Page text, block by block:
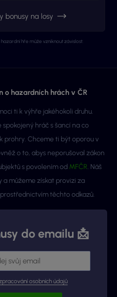
bonusy na losy
hře může vzniknout závislost.
o hazardních hrách v ČR
ti k výhře jakéhokoli druhu.
hráč s šancí na co
prohry. Chceme ti být oporou v
o to, abys neporušoval zákon
s povolením od MFČR. Náš
můžeme získat provizi za
těchto odkazů.
do emailu 📩
osobních údajů